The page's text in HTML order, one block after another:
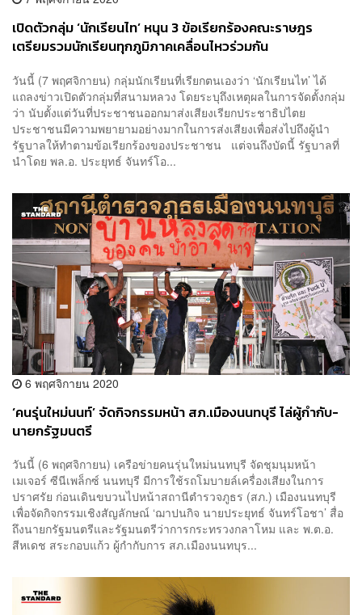
เปิดตัวกลุ่ม ‘นักเรียนไท’ หนุน 3 ข้อเรียกร้องคณะราษฎร
เตรียมรวมนักเรียนทุกภูมิภาคเคลื่อนไหวร่วมกัน
วันนี้ (7 พฤศจิกายน) กลุ่มนักเรียนที่เรียกตนเองว่า ‘นักเรียนไท’ ได้
แถลงข่าวเปิดตัวกลุ่มที่สนามหลวง โดยระบุถึงเหตุผลในการจัดตั้งกลุ่ม
ว่า นับตั้งแต่วันที่ประชาชนออกมาส่งเสียงเรียกประชาธิปไตย
ประชาชนมีความพยายามอย่างมากในการส่งเสียงเพื่อส่งไปถึงผู้นำ
รัฐบาลให้ทำตามข้อเรียกร้องของประชาชน แต่จนถึงบัดนี้ รัฐบาลที่
นำโดย พล.อ. ประยุทธ์ จันทร์โอ...
6 พฤศจิกายน 2020
‘คนรุ่นใหม่นนท์’ จัดกิจกรรมหน้า สภ.เมืองนนทบุรี ไล่ผู้กำกับ-
นายกรัฐมนตรี
วันนี้ (6 พฤศจิกายน) เครือข่ายคนรุ่นใหม่นนทบุรี จัดชุมนุมหน้า
เมเจอร์ ซีนีเพล็กซ์ นนทบุรี มีการใช้รถโมบายล์เครื่องเสียงในการ
ปราศรัย ก่อนเดินขบวนไปหน้าสถานีตำรวจภูธร (สภ.) เมืองนนทบุรี
เพื่อจัดกิจกรรมเชิงสัญลักษณ์ ‘ฌาปนกิจ นายประยุทธ์ จันทร์โอชา’ สื่อ
ถึงนายกรัฐมนตรีและรัฐมนตรีว่าการกระทรวงกลาโหม และ พ.ต.อ.
สีหเดช สระกอบแก้ว ผู้กำกับการ สภ.เมืองนนทบุร...